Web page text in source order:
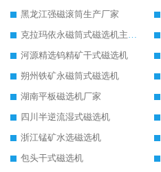
黑龙江强磁滚筒生产厂家
克拉玛依永磁筒式磁选机主要技术参数
河源精选钨精矿干式磁选机
朔州铁矿永磁筒式磁选机
湖南平板磁选机厂家
四川半逆流湿式磁选机
浙江锰矿水选磁选机
包头干式磁选机